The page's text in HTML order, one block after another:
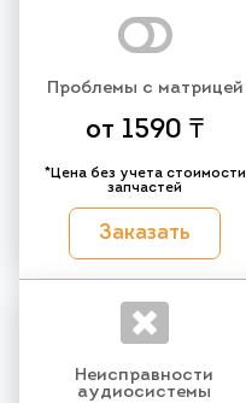
Проблемы с матрицей
от 1590 ₸
*Цена без учета стоимости
запчастей
Заказать
Неисправности
аудиосистемы